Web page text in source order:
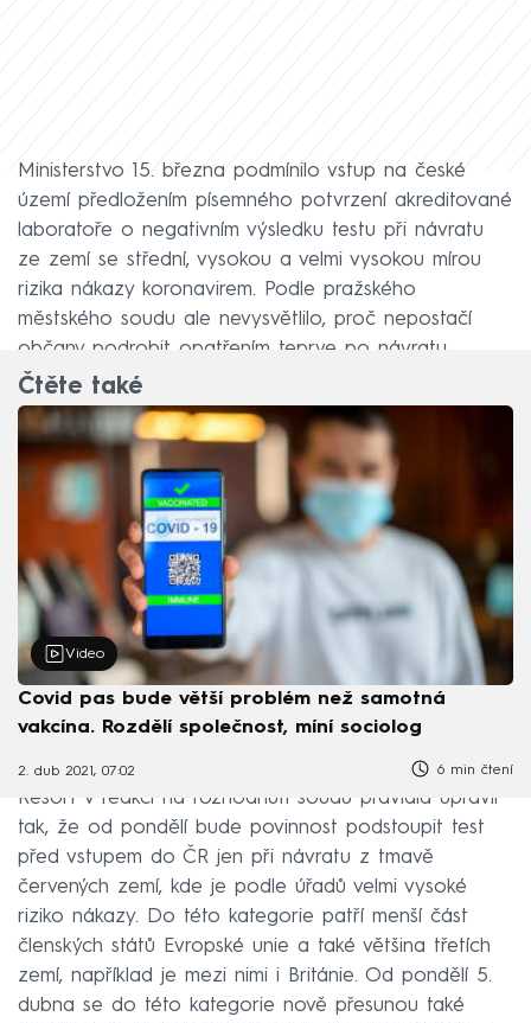
Ministerstvo 15. března podmínilo vstup na české
území předložením písemného potvrzení akreditované
laboratoře o negativním výsledku testu při návratu
ze zemí se střední, vysokou a velmi vysokou mírou
rizika nákazy koronavirem. Podle pražského
městského soudu ale nevysvětlilo, proč nepostačí
občany podrobit opatřením teprve po návratu.
Čtěte také
Video
Covid pas bude větší problém než samotná
vakcína. Rozdělí společnost, míní sociolog
2. dub 2021, 07:02 6 min čtení
Resort v reakci na rozhodnutí soudu pravidla upravil
tak, že od pondělí bude povinnost podstoupit test
před vstupem do ČR jen při návratu z tmavě
červených zemí, kde je podle úřadů velmi vysoké
riziko nákazy. Do této kategorie patří menší část
členských států Evropské unie a také většina třetích
zemí, například je mezi nimi i Británie. Od pondělí 5.
dubna se do této kategorie nově přesunou také